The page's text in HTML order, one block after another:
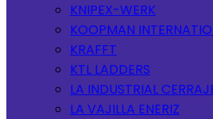
KNIPEX-WERK
KOOPMAN
KRAFFT
KTL LADDERS
LA INDUSTRIAL
LA VAJILLA ENERIZ